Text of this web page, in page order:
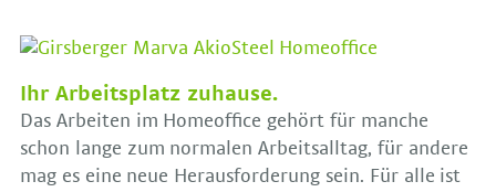
Ihr Arbeitsplatz zuhause.
Das Arbeiten im Homeoffice gehört für manche
schon lange zum normalen Arbeitsalltag, für andere
mag es eine neue Herausforderung sein. Für alle ist